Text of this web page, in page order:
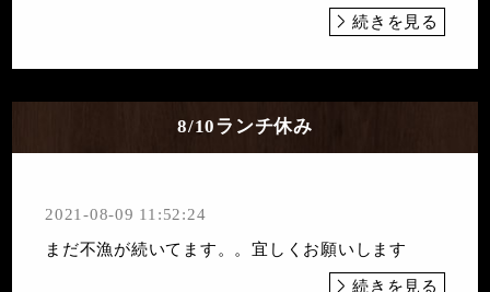
続きを見る
8/10ランチ休み
2021-08-09 11:52:24
まだ不漁が続いてます。。宜しくお願いします
続きを見る